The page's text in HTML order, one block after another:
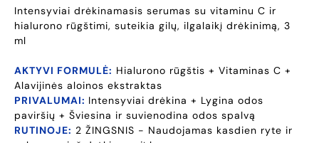
Intensyviai drėkinamasis serumas su vitaminu C ir
hialurono rūgštimi, suteikia gilų, ilgalaikį drėkinimą, 3
ml
AKTYVI FORMULĖ: Hialurono rūgštis + Vitaminas C +
Alavijinės aloinos ekstraktas
PRIVALUMAI: Intensyviai drėkina + Lygina odos
paviršių + Šviesina ir suvienodina odos spalvą
RUTINOJE: 2 ŽINGSNIS - Naudojamas kasdien ryte ir